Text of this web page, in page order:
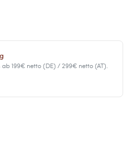
ab 199€ netto (DE) / 299€ netto (AT).